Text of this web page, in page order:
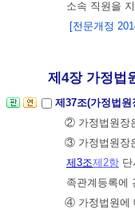
소속 직원을
[전문개정
제4장 가정법
제37조(가정법
② 가정법원장
③ 가정법원장
제3조제2항
족관계등록에
④ 가정법원에